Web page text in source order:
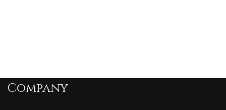
Company